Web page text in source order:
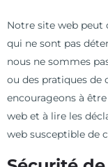
Notre site web peut
qui ne sont pas
nous ne sommes
ou des pratiques de
encourageons à
web et à lire les
web susceptible de